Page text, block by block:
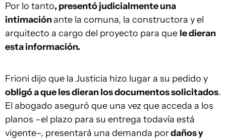
Por lo tanto, presentó judicialmente una
intimaciónante la comuna, la constructora y el
arquitecto a cargo del proyecto para que le dieran
esta información.
Frioni dijo que la Justicia hizo lugar a su pedido y
obligó a que les dieran los documentos solicitados.
El abogado aseguró que una vez que acceda a los
planos –el plazo para su entrega todavía está
vigente–, presentará una demanda pordaños y